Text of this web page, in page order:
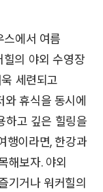
에서 여름
의 야외 수영장
세련되고
휴식을 동시에
하고 깊은 힐링을
행이라면, 한강과
해보자. 야외
기거나 워커힐의